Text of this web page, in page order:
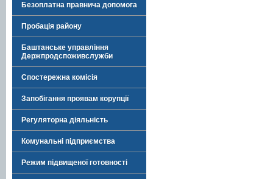
Безоплатна правнича допомога
Пробація району
Баштанське управління
Держпродспоживслужби
Спостережна комісія
Запобігання проявам корупції
Регуляторна діяльність
Комунальні підприємства
Режим підвищеної готовності